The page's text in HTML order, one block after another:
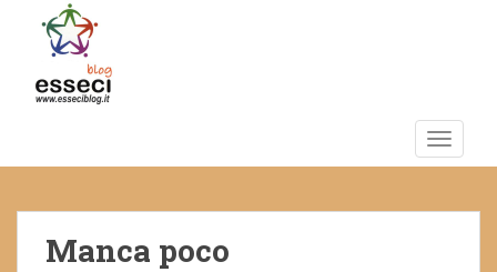
m
Manca poco